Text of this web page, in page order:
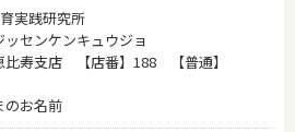
実践研究所
センケンキュウジョ
比寿支店 【店番】188 【普通】
のお名前